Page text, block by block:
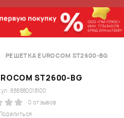
РЕШЕТКА EUROCOM ST2600-BG
ST2600-BG
888880018100
0 отзывов